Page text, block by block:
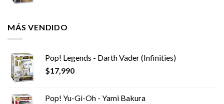
MÁS VENDIDO
Pop! Legends - Darth Vader (Infinities)
$17,990
Pop! Yu-Gi-Oh - Yami Bakura